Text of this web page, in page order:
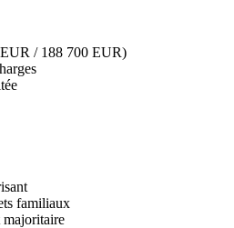
/ 188 700 EUR)
familiaux
majoritaire